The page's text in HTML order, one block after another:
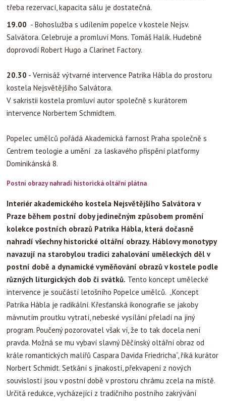
třeba rezervací, kapacita sálu je dostatečná.
19.00 - Bohoslužba s udílením popelce v kostele Nejsv.
Salvátora. Celebruje a promluví Mons. Tomáš Halík. Hudebně
doprovodí Robert Hugo a Clarinet Factory.
20.30 - Vernisáž výtvarné intervence Patrika Hábla do prostoru
kostela Nejsvětějšího Salvátora.
V sakristii kostela promluví autor společně s kurátorem
intervence Norbertem Schmidtem.
Popelec umělců pořádá Akademická farnost Praha společně s
Centrem teologie a umění za laskavého přispění platformy
Dominikánská 8.
Postní obrazy nahradí historická oltářní plátna
Interiér akademického kostela Nejsvětějšího Salvátora v
Praze během postní doby jedinečným způsobem promění
kolekce postních obrazů Patrika Hábla, která dočasně
nahradí všechny historické oltářní obrazy. Háblovy monotypy
navazují na starobylou tradici zahalování uměleckých děl v
postní době a dynamické vyměňování obrazů v kostele podle
různých liturgických dob či svátků. Tento koncept umělecké
intervence je součástí letošního Popelce umělců. „Koncept
Patrika Hábla je radikální. Křesťanská ikonografie se jakoby
mávnutím proutku vytratí, nebeské vysílání přeladí na jiný
program. Poučený pozorovatel však ví, že to tak docela není
pravda. Možná se mu vybaví slavný Děčínský oltářní obraz od
krále romantických malířů Caspara Davida Friedricha“, říká kurátor
Norbert Schmidt. Setkání s jinakostí, překvapení z nových
souvislostí jsou v postní době v prostoru chrámu zcela na místě.
Určitá redukce, vycházející z tradičního postního zakrývání